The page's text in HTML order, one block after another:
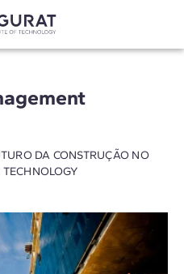
DA CONSTRUÇÃO NO